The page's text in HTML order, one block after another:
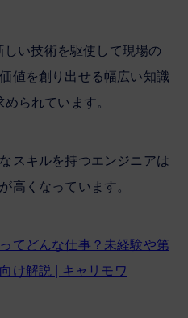
い技術を駆使して現場の
値を創り出せる幅広い知識
られています。
スキルを持つエンジニアは
高くなっています。
てどんな仕事？未経験や第
け解説 | キャリモワ